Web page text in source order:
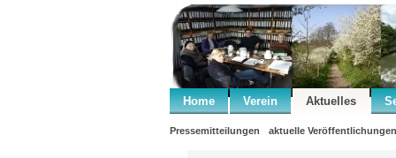
Home Verein Aktuelles
Pressemitteilungen aktuelle Veröffentlichungen